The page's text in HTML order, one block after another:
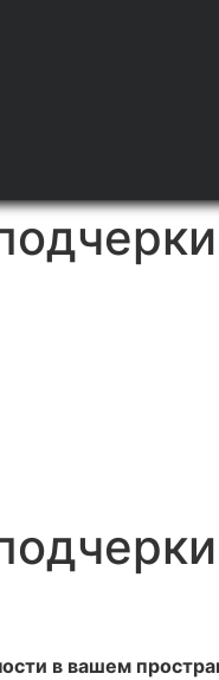
в вашем